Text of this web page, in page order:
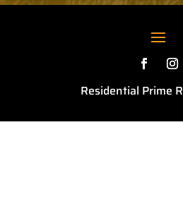
Residential Prime